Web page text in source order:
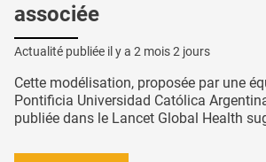
associée
Actualité publiée il y a 2 mois 2 jours
Cette modélisation, proposée par une
Pontificia Universidad Católica
publiée dans le Lancet Global Health